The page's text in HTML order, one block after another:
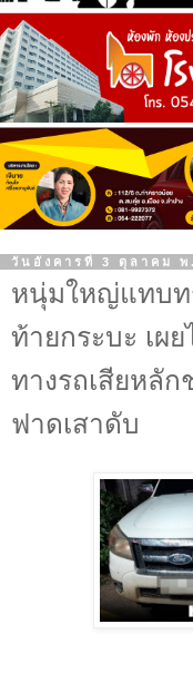
วันอังคารที่ 3 ตุลาคม พ
หนุ่มใหญ่แทบท
ท้ายกระบะ เผ
ทางรถเสียหลั
ฟาดเสาดับ